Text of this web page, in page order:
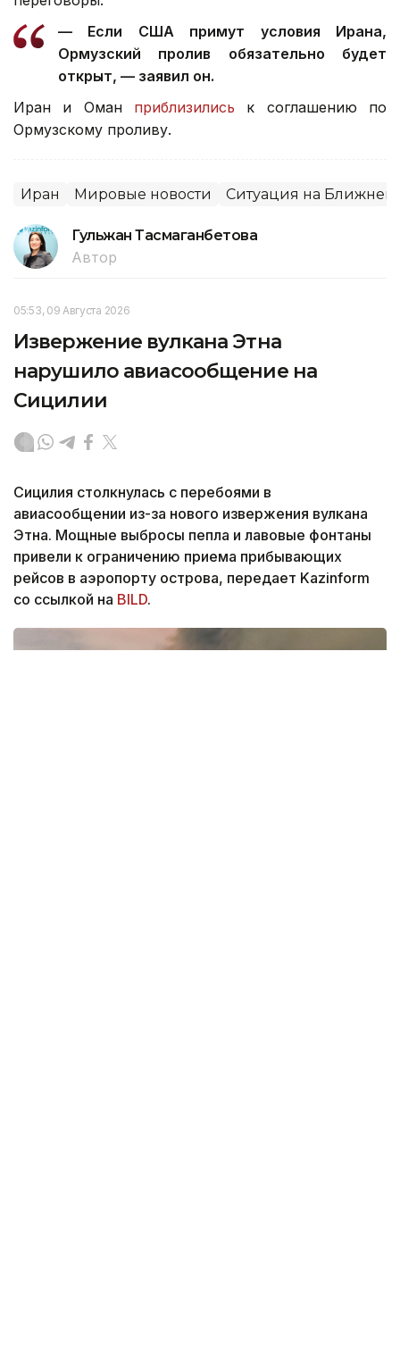
— Если США примут условия Ирана,
Ормузский пролив обязательно будет
открыт, — заявил он.
Иран и Оман приблизились к соглашению по
Ормузскому проливу.
Иран Мировые новости Ситуация на Ближнем
Гульжан Тасмаганбетова
Автор
05:53, 09 Августа 2026
Извержение вулкана Этна
нарушило авиасообщение на
Сицилии
Сицилия столкнулась с перебоями в
авиасообщении из-за нового извержения вулкана
Этна. Мощные выбросы пепла и лавовые фонтаны
привели к ограничению приема прибывающих
рейсов в аэропорту острова, передает Kazinform
со ссылкой на BILD.